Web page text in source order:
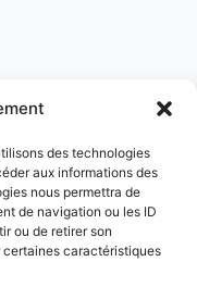
des technologies
aux informations des
nous permettra de
de navigation ou les ID
ou de retirer son
caractéristiques
confidentialité